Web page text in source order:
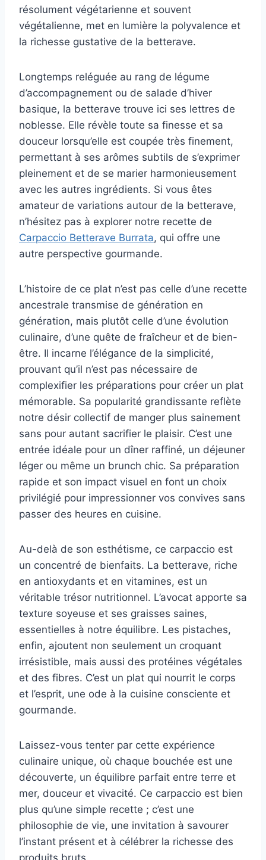
résolument végétarienne et souvent
végétalienne, met en lumière la polyvalence et
la richesse gustative de la betterave.
Longtemps reléguée au rang de légume
d’accompagnement ou de salade d’hiver
basique, la betterave trouve ici ses lettres de
noblesse. Elle révèle toute sa finesse et sa
douceur lorsqu’elle est coupée très finement,
permettant à ses arômes subtils de s’exprimer
pleinement et de se marier harmonieusement
avec les autres ingrédients. Si vous êtes
amateur de variations autour de la betterave,
n’hésitez pas à explorer notre recette de
Carpaccio Betterave Burrata, qui offre une
autre perspective gourmande.
L’histoire de ce plat n’est pas celle d’une recette
ancestrale transmise de génération en
génération, mais plutôt celle d’une évolution
culinaire, d’une quête de fraîcheur et de bien-
être. Il incarne l’élégance de la simplicité,
prouvant qu’il n’est pas nécessaire de
complexifier les préparations pour créer un plat
mémorable. Sa popularité grandissante reflète
notre désir collectif de manger plus sainement
sans pour autant sacrifier le plaisir. C’est une
entrée idéale pour un dîner raffiné, un déjeuner
léger ou même un brunch chic. Sa préparation
rapide et son impact visuel en font un choix
privilégié pour impressionner vos convives sans
passer des heures en cuisine.
Au-delà de son esthétisme, ce carpaccio est
un concentré de bienfaits. La betterave, riche
en antioxydants et en vitamines, est un
véritable trésor nutritionnel. L’avocat apporte sa
texture soyeuse et ses graisses saines,
essentielles à notre équilibre. Les pistaches,
enfin, ajoutent non seulement un croquant
irrésistible, mais aussi des protéines végétales
et des fibres. C’est un plat qui nourrit le corps
et l’esprit, une ode à la cuisine consciente et
gourmande.
Laissez-vous tenter par cette expérience
culinaire unique, où chaque bouchée est une
découverte, un équilibre parfait entre terre et
mer, douceur et vivacité. Ce carpaccio est bien
plus qu’une simple recette ; c’est une
philosophie de vie, une invitation à savourer
l’instant présent et à célébrer la richesse des
produits bruts.